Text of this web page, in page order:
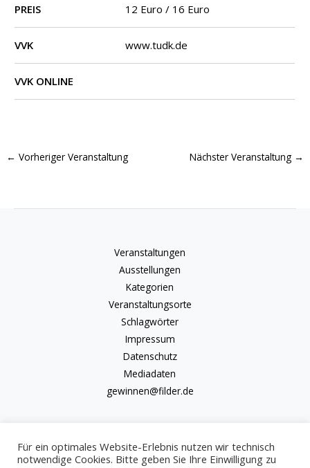
PREIS 12 Euro / 16 Euro
VVK www.tudk.de
VVK ONLINE
← Vorheriger Veranstaltung Nächster Veranstaltung →
Veranstaltungen
Ausstellungen
Kategorien
Veranstaltungsorte
Schlagwörter
Impressum
Datenschutz
Mediadaten
gewinnen@filder.de
Für ein optimales Website-Erlebnis nutzen wir technisch
notwendige Cookies. Bitte geben Sie Ihre Einwilligung zu